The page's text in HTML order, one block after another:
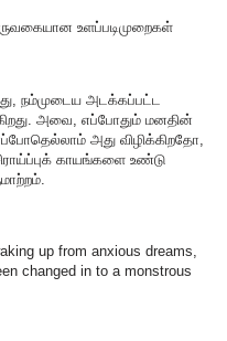
உளப்படிமுறைகள்
நம்முடைய அடக்கப்பட்ட
அவை, எப்போதும் மனதின்
அது விழிக்கிறதோ,
காயங்களை உண்டு
up from anxious dreams,
changed in to a monstrous